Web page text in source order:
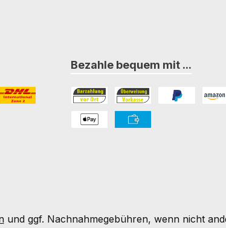
Zone 1
International Zone 1 (non-EU)
DHL Paket International Zone 2
Bezahle bequem mit ...
Bezahlung in der Filiale
Vorkasse
und ggf. Nachnahmegebühren, wenn nicht